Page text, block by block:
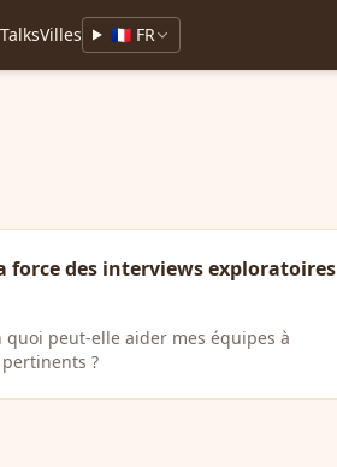
TalksVilles 🇫🇷 FR
force des interviews exploratoires
quoi peut-elle aider mes équipes à
?